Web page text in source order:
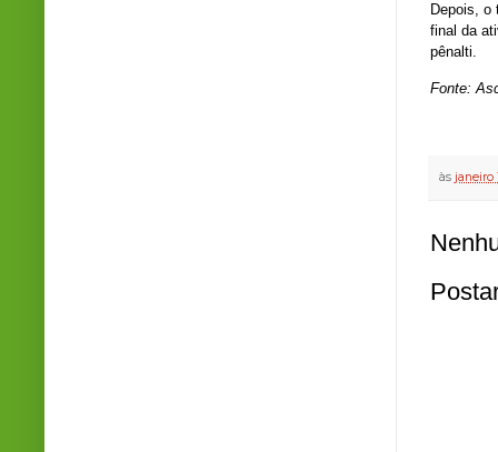
Depois, o
final da
pênalti.
Fonte:
às janeiro